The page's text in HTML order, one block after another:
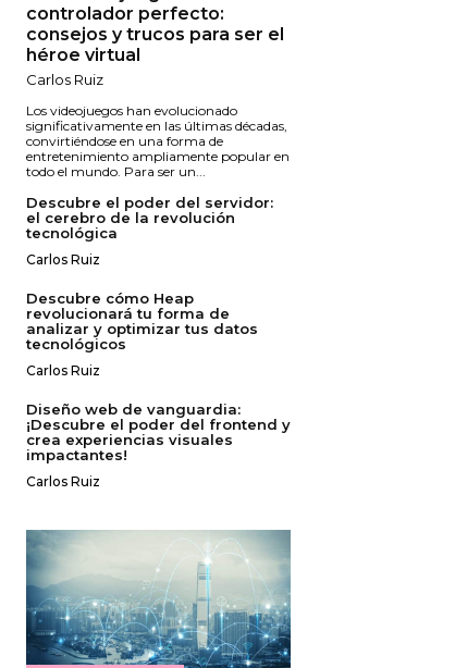
controlador perfecto:
consejos y trucos para ser el
héroe virtual
Carlos Ruiz
Los videojuegos han evolucionado
significativamente en las últimas décadas,
convirtiéndose en una forma de
entretenimiento ampliamente popular en
todo el mundo. Para ser un...
Descubre el poder del servidor:
el cerebro de la revolución
tecnológica
Carlos Ruiz
Descubre cómo Heap
revolucionará tu forma de
analizar y optimizar tus datos
tecnológicos
Carlos Ruiz
Diseño web de vanguardia:
¡Descubre el poder del frontend y
crea experiencias visuales
impactantes!
Carlos Ruiz